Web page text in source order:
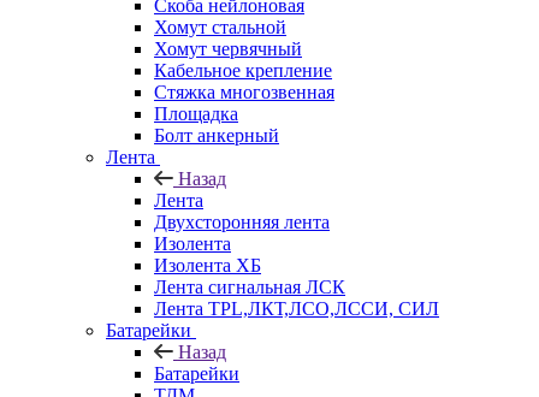
Скоба нейлоновая
Хомут стальной
Хомут червячный
Кабельное крепление
Стяжка многозвенная
Площадка
Болт анкерный
Лента
Назад
Лента
Двухсторонняя лента
Изолента
Изолента ХБ
Лента сигнальная ЛСК
Лента TPL,ЛКТ,ЛСО,ЛССИ, СИЛ
Батарейки
Назад
Батарейки